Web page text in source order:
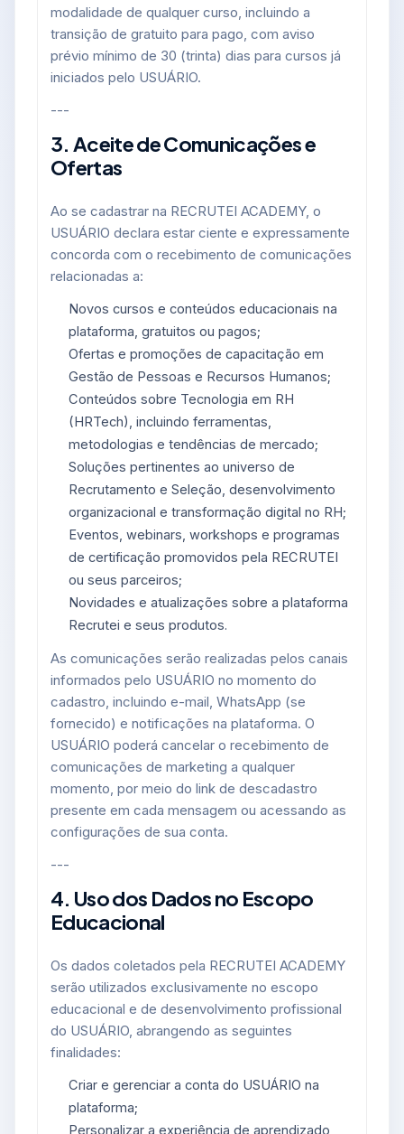
modalidade de qualquer curso, incluindo a
transição de gratuito para pago, com aviso
prévio mínimo de 30 (trinta) dias para cursos já
iniciados pelo USUÁRIO.
---
3. Aceite de Comunicações e
Ofertas
Ao se cadastrar na RECRUTEI ACADEMY, o
USUÁRIO declara estar ciente e expressamente
concorda com o recebimento de comunicações
relacionadas a:
Novos cursos e conteúdos educacionais na
plataforma, gratuitos ou pagos;
Ofertas e promoções de capacitação em
Gestão de Pessoas e Recursos Humanos;
Conteúdos sobre Tecnologia em RH
(HRTech), incluindo ferramentas,
metodologias e tendências de mercado;
Soluções pertinentes ao universo de
Recrutamento e Seleção, desenvolvimento
organizacional e transformação digital no RH;
Eventos, webinars, workshops e programas
de certificação promovidos pela RECRUTEI
ou seus parceiros;
Novidades e atualizações sobre a plataforma
Recrutei e seus produtos.
As comunicações serão realizadas pelos canais
informados pelo USUÁRIO no momento do
cadastro, incluindo e-mail, WhatsApp (se
fornecido) e notificações na plataforma. O
USUÁRIO poderá cancelar o recebimento de
comunicações de marketing a qualquer
momento, por meio do link de descadastro
presente em cada mensagem ou acessando as
configurações de sua conta.
---
4. Uso dos Dados no Escopo
Educacional
Os dados coletados pela RECRUTEI ACADEMY
serão utilizados exclusivamente no escopo
educacional e de desenvolvimento profissional
do USUÁRIO, abrangendo as seguintes
finalidades:
Criar e gerenciar a conta do USUÁRIO na
plataforma;
Personalizar a experiência de aprendizado